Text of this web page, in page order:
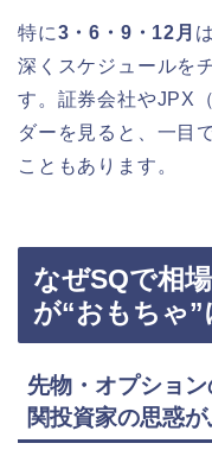
特に3・6・9・12月
深くスケジュールを
す。証券会社やJPX
ダーを見ると、一目
こともあります。
なぜSQで相
が“おもちゃ”
先物・オプショ
関投資家の思惑